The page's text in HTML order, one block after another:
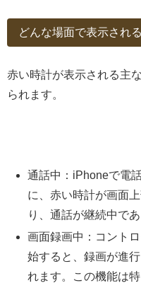
どんな場面で表示され
赤い時計が表示される主
られます。
通話中：iPhoneで電
に、赤い時計が画面
り、通話が継続中で
画面録画中：コント
始すると、録画が進
れます。この機能は